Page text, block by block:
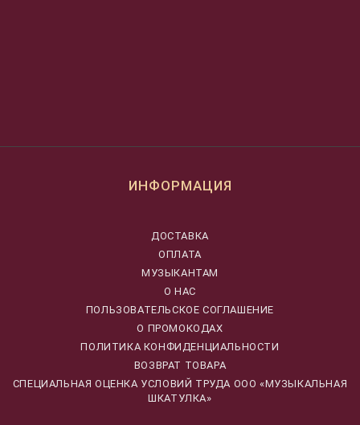
ИНФОРМАЦИЯ
ДОСТАВКА
ОПЛАТА
МУЗЫКАНТАМ
О НАС
ПОЛЬЗОВАТЕЛЬСКОЕ СОГЛАШЕНИЕ
О ПРОМОКОДАХ
ПОЛИТИКА КОНФИДЕНЦИАЛЬНОСТИ
ВОЗВРАТ ТОВАРА
CПЕЦИАЛЬНАЯ ОЦЕНКА УСЛОВИЙ ТРУДА ООО «МУЗЫКАЛЬНАЯ
ШКАТУЛКА»